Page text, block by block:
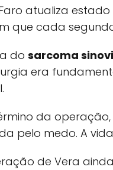
atualiza
que cada
do sarcoma
era
da
pelo medo. A
de Vera